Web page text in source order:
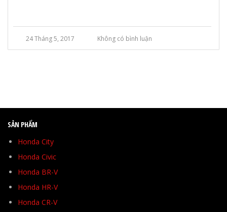
24 Tháng 5, 2017 Không có bình luận
SẢN PHẨM
Honda City
Honda Civic
Honda BR-V
Honda HR-V
Honda CR-V